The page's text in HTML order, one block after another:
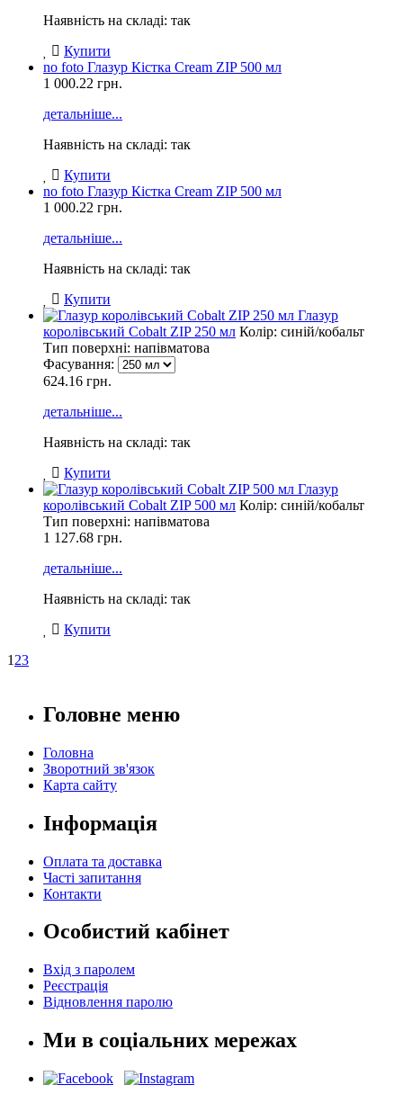
Наявність на складі: так
Купити
no foto Глазур Кістка Cream ZIP 500 мл
1 000.22 грн.
детальніше...
Наявність на складі: так
Купити
no foto Глазур Кістка Cream ZIP 500 мл
1 000.22 грн.
детальніше...
Наявність на складі: так
Купити
Глазур
королівський Cobalt ZIP 250 мл Колір: синій/кобальт
Тип поверхні: напівматова
Фасування:
624.16 грн.
детальніше...
Наявність на складі: так
Купити
Глазур
королівський Cobalt ZIP 500 мл Колір: синій/кобальт
Тип поверхні: напівматова
1 127.68 грн.
детальніше...
Наявність на складі: так
Купити
1 23
Головне меню
Головна
Зворотний зв'язок
Карта сайту
Інформація
Оплата та доставка
Часті запитання
Контакти
Особистий кабінет
Вхід з паролем
Реєстрація
Відновлення паролю
Ми в соціальних мережах